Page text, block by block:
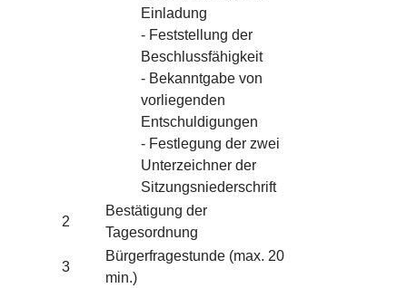
Einladung
- Feststellung der
Beschlussfähigkeit
- Bekanntgabe von
vorliegenden
Entschuldigungen
- Festlegung der zwei
Unterzeichner der
Sitzungsniederschrift
2
Bestätigung der
Tagesordnung
3
Bürgerfragestunde (max. 20
min.)